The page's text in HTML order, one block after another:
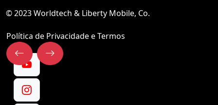
© 2023 Worldtech & Liberty Mobile, Co.
Política de Privacidade e Termos